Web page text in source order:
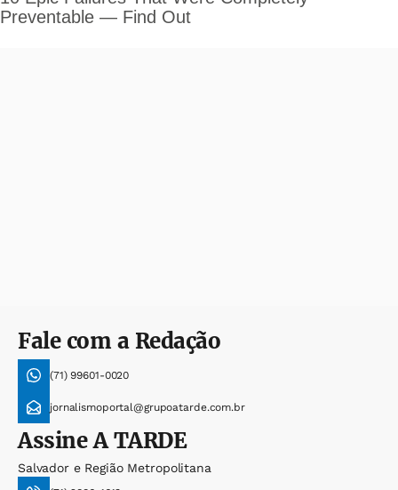
Fale com a Redação
(71) 99601-0020
jornalismoportal@grupoatarde.com.br
AssineA TARDE
Salvador e Região Metropolitana